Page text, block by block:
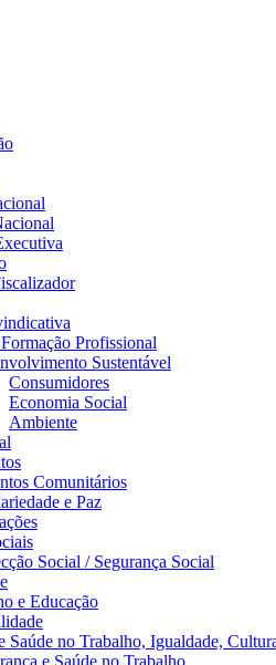
Profissional
Sustentável
Consumidores
Economia Social
Ambiente
Comunitários
e Paz
Social / Segurança Social
e Educação
Saúde no Trabalho, Igualdade,
e Saúde no Trabalho